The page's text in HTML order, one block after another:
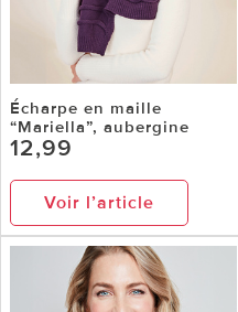
Écharpe en maille
“Mariella”, aubergine
12,99
Voir l’article